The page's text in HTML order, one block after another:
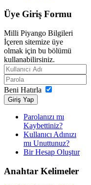
Üye Giriş Formu
Milli Piyango Bilgileri
İçeren sitemize üye
olmak için bu bölümü
kullanabilirsiniz.
Beni Hatırla
Giriş Yap
Parolanızı mı
Kaybettiniz?
Kullanıcı Adınızı
mı Unuttunuz?
Bir Hesap Oluştur
Anahtar Kelimeler